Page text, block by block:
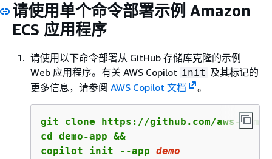
请使用单个命令部署示例 Amazon
ECS 应用程序
请使用以下命令部署从 GitHub 存储库克隆的示例
Web 应用程序。有关 AWS Copilot init 及其标记的
更多信息，请参阅 AWS Copilot 文档 。
git clone https://github.com/aws-
cd demo-app &&
copilot init --app demo